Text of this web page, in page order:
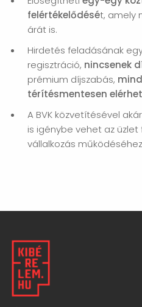
felértékelődését, amely
árát is.
Hirdetés feladásának
regisztráció, nincsenek
prémium díjszabás,
térítésmentesen
A BVK közvetítésével
is igénybe vehet az
vállalkozás